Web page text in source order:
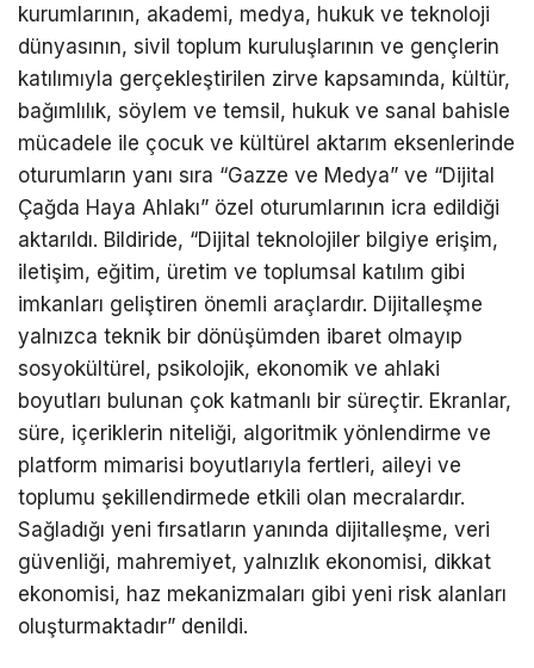
kurumlarının, akademi, medya, hukuk ve teknoloji
dünyasının, sivil toplum kuruluşlarının ve gençlerin
katılımıyla gerçekleştirilen zirve kapsamında, kültür,
bağımlılık, söylem ve temsil, hukuk ve sanal bahisle
mücadele ile çocuk ve kültürel aktarım eksenlerinde
oturumların yanı sıra “Gazze ve Medya” ve “Dijital
Çağda Haya Ahlakı” özel oturumlarının icra edildiği
aktarıldı. Bildiride, “Dijital teknolojiler bilgiye erişim,
iletişim, eğitim, üretim ve toplumsal katılım gibi
imkanları geliştiren önemli araçlardır. Dijitalleşme
yalnızca teknik bir dönüşümden ibaret olmayıp
sosyokültürel, psikolojik, ekonomik ve ahlaki
boyutları bulunan çok katmanlı bir süreçtir. Ekranlar,
süre, içeriklerin niteliği, algoritmik yönlendirme ve
platform mimarisi boyutlarıyla fertleri, aileyi ve
toplumu şekillendirmede etkili olan mecralardır.
Sağladığı yeni fırsatların yanında dijitalleşme, veri
güvenliği, mahremiyet, yalnızlık ekonomisi, dikkat
ekonomisi, haz mekanizmaları gibi yeni risk alanları
oluşturmaktadır” denildi.